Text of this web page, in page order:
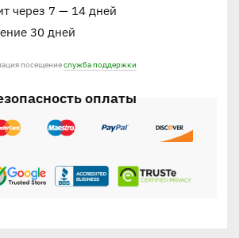
через 7 — 14 дней
30 дней
посещениеслужба поддержки
оплаты